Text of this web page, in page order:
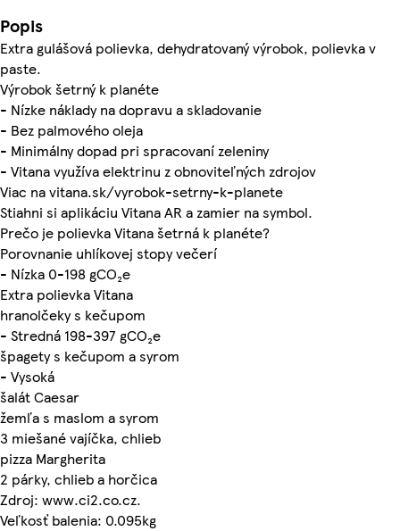
Popis
Extra gulášová polievka, dehydratovaný výrobok, polievka v
paste.
Výrobok šetrný k planéte
- Nízke náklady na dopravu a skladovanie
- Bez palmového oleja
- Minimálny dopad pri spracovaní zeleniny
- Vitana využíva elektrinu z obnoviteľných zdrojov
Viac na vitana.sk/vyrobok-setrny-k-planete
Stiahni si aplikáciu Vitana AR a zamier na symbol.
Prečo je polievka Vitana šetrná k planéte?
Porovnanie uhlíkovej stopy večerí
- Nízka 0-198 gCO₂e
Extra polievka Vitana
hranolčeky s kečupom
- Stredná 198-397 gCO₂e
špagety s kečupom a syrom
- Vysoká
šalát Caesar
žemľa s maslom a syrom
3 miešané vajíčka, chlieb
pizza Margherita
2 párky, chlieb a horčica
Zdroj: www.ci2.co.cz.
Veľkosť balenia: 0.095kg